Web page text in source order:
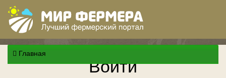
Главная Войти